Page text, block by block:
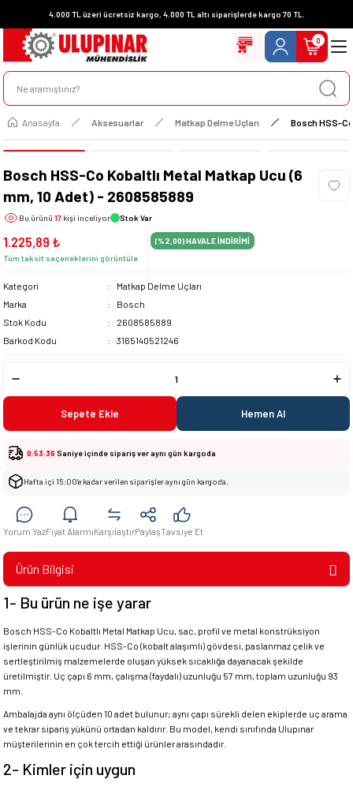
4.000 TL üzeri ücretsiz kargo, 4.000 TL altı siparişlerde kargo 70 TL.
0
Anasayfa Aksesuarlar Matkap Delme Uçları Bosch HSS-
Bosch HSS-Co Kobaltlı Metal Matkap Ucu (6
mm, 10 Adet) - 2608585889
Bu ürünü 17 kişi inceliyor Stok Var
1.225,89 ₺
Tüm taksit seçeneklerini görüntüle
(%2,00)HAVALE İNDİRİMİ
Kategori
Matkap Delme Uçları
Marka
Bosch
Stok Kodu
2608585889
Barkod Kodu
3165140521246
Sepete Ekle Hemen Al
0:53:36Saniye içinde sipariş ver aynı gün kargoda
Hafta içi 15:00’e kadar verilen siparişler aynı gün kargoda.
Yorum YazFiyat AlarmıKarşılaştırPaylaşTavsiye Et
Ürün Bilgisi
1- Bu ürün ne işe yarar
Bosch HSS-Co Kobaltlı Metal Matkap Ucu, sac, profil ve metal konstrüksiyon
işlerinin günlük ucudur. HSS-Co (kobalt alaşımlı) gövdesi, paslanmaz çelik ve
sertleştirilmiş malzemelerde oluşan yüksek sıcaklığa dayanacak şekilde
üretilmiştir. Uç çapı 6 mm, çalışma (faydalı) uzunluğu 57 mm, toplam uzunluğu 93
mm.
Ambalajda aynı ölçüden 10 adet bulunur; aynı çapı sürekli delen ekiplerde uç arama
ve tekrar sipariş yükünü ortadan kaldırır. Bu model, kendi sınıfında Ulupınar
müşterilerinin en çok tercih ettiği ürünler arasındadır.
2- Kimler için uygun